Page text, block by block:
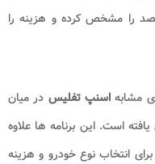
را مشخص کرده و هزینه را
مشابهاسنپ تفلیس در میان
است. این برنامه ها علاوه
انتخاب نوع خودرو و هزینه